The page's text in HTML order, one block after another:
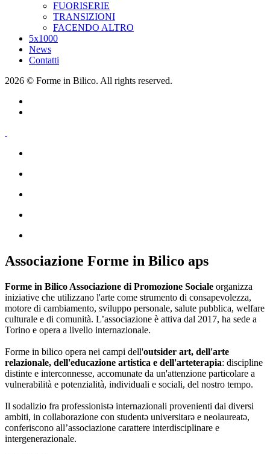
FUORISERIE
TRANSIZIONI
FACENDO ALTRO
5x1000
News
Contatti
2026 © Forme in Bilico. All rights reserved.
Associazione Forme in Bilico aps
Forme in Bilico Associazione di Promozione Sociale organizza
iniziative che utilizzano l'arte come strumento di consapevolezza,
motore di cambiamento, sviluppo personale, salute pubblica, welfare
culturale e di comunità. L’associazione è attiva dal 2017, ha sede a
Torino e opera a livello internazionale.
Forme in bilico opera nei campi dell'outsider art, dell'arte
relazionale, dell'educazione artistica e dell'arteterapia: discipline
distinte e interconnesse, accomunate da un'attenzione particolare a
vulnerabilità e potenzialità, individuali e sociali, del nostro tempo.
Il sodalizio fra professionistə internazionali provenienti dai diversi
ambiti, in collaborazione con studentə universitarə e neolaureatə,
conferiscono all’associazione carattere interdisciplinare e
intergenerazionale.